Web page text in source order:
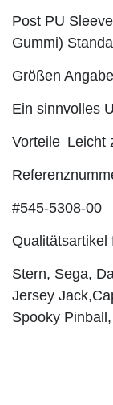
Post PU Sleeve
Gummi)
Größen
Ein sinnvolles
Vorteile Leicht
#545-5308-00
Qualitätsartikel
Stern, Sega,
Jersey Jack,
Spooky